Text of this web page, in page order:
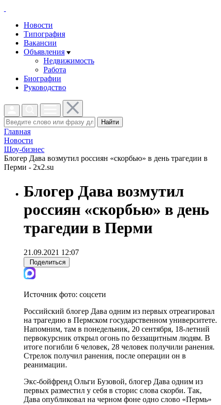
Новости
Типография
Вакансии
Объявления
Недвижимость
Работа
Биографии
Руководство
Найти
Главная
Новости
Шоу-бизнес
Блогер Дава возмутил россиян «скорбью» в день трагедии в
Перми - 2x2.su
Блогер Дава возмутил
россиян «скорбью» в день
трагедии в Перми
21.09.2021 12:07
Поделиться
Источник фото: соцсети
Российский блогер Дава одним из первых отреагировал
на трагедию в Пермском государственном университете.
Напомним, там в понедельник, 20 сентября, 18-летний
первокурсник открыл огонь по беззащитным людям. В
итоге погибли 6 человек, 28 человек получили ранения.
Стрелок получил ранения, после операции он в
реанимации.
Экс-бойфренд Ольги Бузовой, блогер Дава одним из
первых разместил у себя в сторис слова скорби. Так,
Дава опубликовал на черном фоне одно слово «Пермь»